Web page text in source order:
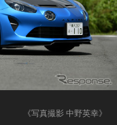
《写真撮影 中野英幸》